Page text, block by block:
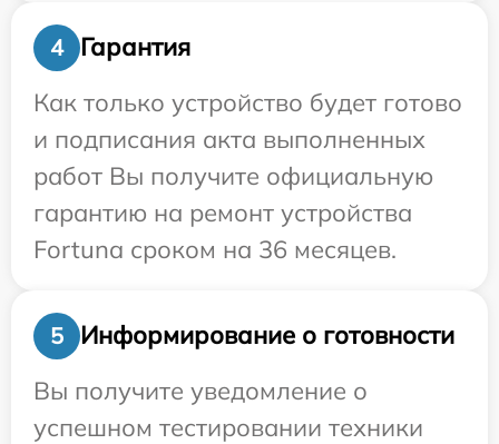
4
Гарантия
Как только устройство будет готово
и подписания акта выполненных
работ Вы получите официальную
гарантию на ремонт устройства
Fortuna сроком на 36 месяцев.
5
Информирование о готовности
Вы получите уведомление о
успешном тестировании техники